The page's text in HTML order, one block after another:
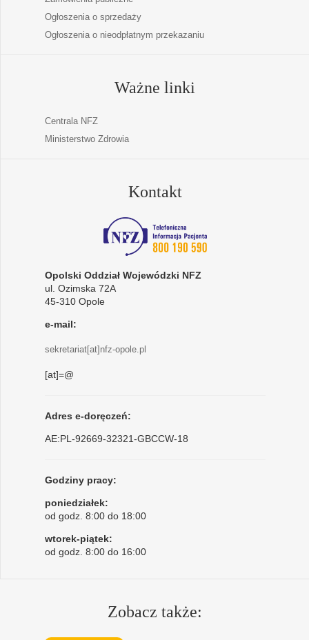
Ogłoszenia o sprzedaży
Ogłoszenia o nieodpłatnym przekazaniu
Ważne linki
Centrala NFZ
Ministerstwo Zdrowia
Kontakt
Opolski Oddział Wojewódzki NFZ
ul. Ozimska 72A
45-310 Opole
e-mail:
sekretariat[at]nfz-opole.pl
[at]=@
Adres e-doręczeń:
AE:PL-92669-32321-GBCCW-18
Godziny pracy:
poniedziałek:
od godz. 8:00 do 18:00
wtorek-piątek:
od godz. 8:00 do 16:00
Zobacz także: